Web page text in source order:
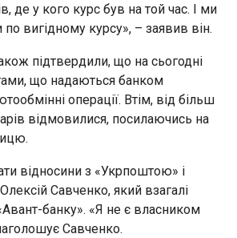
де у кого курс був на той час. І ми
по вигідному курсу», – заявив він.
підтвердили, що на сьогодні
що надаються банком
операції. Втім, від більш
відмовилися, посилаючись на
відносини з «Укрпоштою» і
Савченко, який взагалі
банку». «Я не є власником
Савченко.